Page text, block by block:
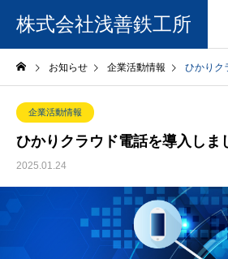
株式会社浅善鉄工所
お知らせ 企業活動情報 ひかりク
企業活動情報
ひかりクラウド電話を導入しま
2025.01.24